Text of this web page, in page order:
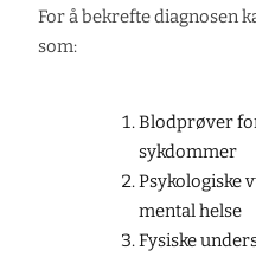
For å bekrefte diagnosen
som:
Blodprøver
sykdommer
Psykologiske
mental helse
Fysiske